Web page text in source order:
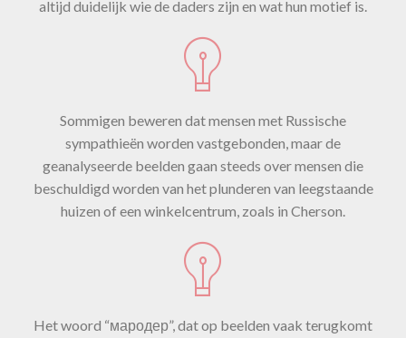
altijd duidelijk wie de daders zijn en wat hun motief is.
Sommigen beweren dat mensen met Russische
sympathieën worden vastgebonden, maar de
geanalyseerde beelden gaan steeds over mensen die
beschuldigd worden van het plunderen van leegstaande
huizen of een winkelcentrum, zoals in Cherson.
Het woord “мародер”, dat op beelden vaak terugkomt